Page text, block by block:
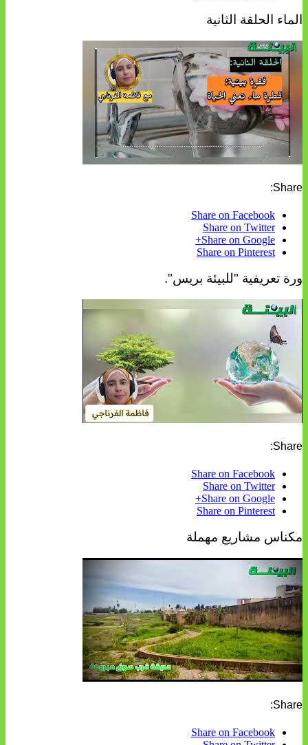
الماء الحلقة الثانية
Share:
Share on Facebook
Share on Twitter
Share on Google+
Share on Pinterest
ورة تعريفية "للبيئة بريس".
Share:
Share on Facebook
Share on Twitter
Share on Google+
Share on Pinterest
مكناس مشاريع مهملة
Share:
Share on Facebook